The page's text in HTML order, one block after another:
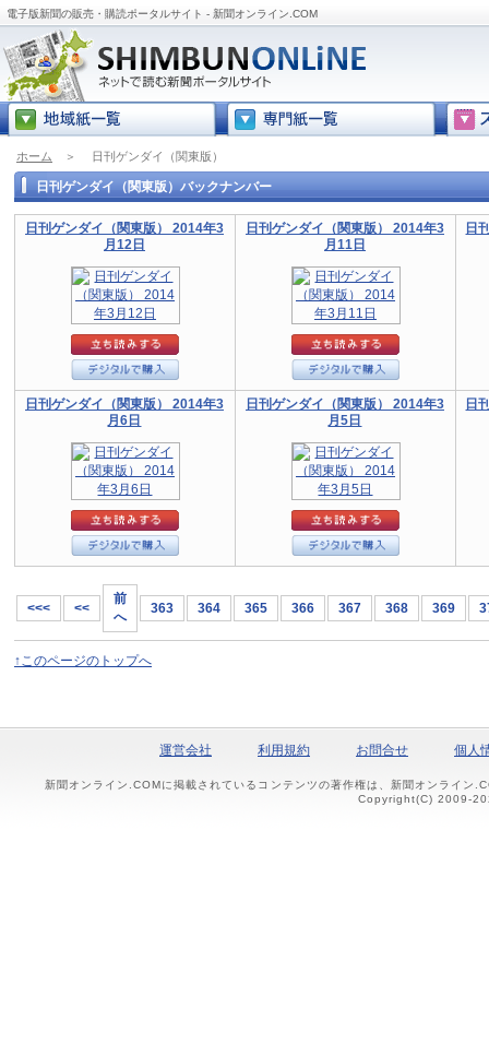
電子版新聞の販売・購読ポータルサイト - 新聞オンライン.COM
ホーム ＞ 日刊ゲンダイ（関東版）
日刊ゲンダイ（関東版）バックナンバー
日刊ゲンダイ（関東版） 2014年3
月12日
日刊ゲンダイ（関東版） 2014年3
月11日
日
日刊ゲンダイ（関東版） 2014年3
月6日
日刊ゲンダイ（関東版） 2014年3
月5日
日
<<< <<
前
へ
363 364 365 366 367 368 369
↑このページのトップへ
運営会社 利用規約 お問合せ 個人
新聞オンライン.COMに掲載されているコンテンツの著作権は、新聞オンライン
Copyright(C) 2009-